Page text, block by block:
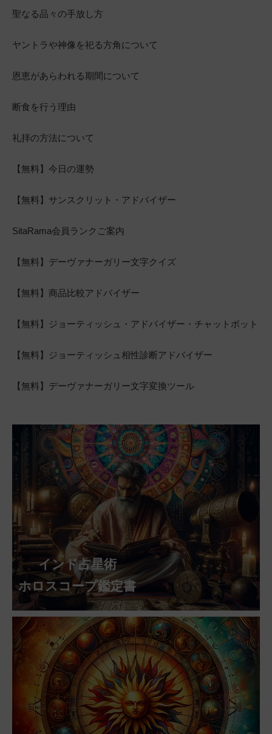
聖なる品々の手放し方
ヤントラや神像を祀る方角について
恩恵があらわれる期間について
断食を行う理由
礼拝の方法について
【無料】今日の運勢
【無料】サンスクリット・アドバイザー
SitaRama会員ランクご案内
【無料】デーヴァナーガリー文字クイズ
【無料】商品比較アドバイザー
【無料】ジョーティッシュ・アドバイザー・チャットボット
【無料】ジョーティッシュ相性診断アドバイザー
【無料】デーヴァナーガリー文字変換ツール
インド占星術
ホロスコープ鑑定書